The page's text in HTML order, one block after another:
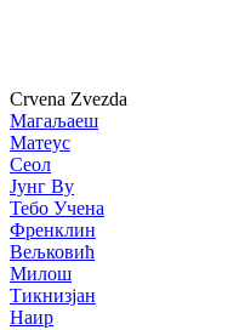
Crvena Zvezda
Магаљаеш
Матеус
Сеол
Јунг Ву
Тебо Учена
Френклин
Вељковић
Милош
Тикнизјан
Наир